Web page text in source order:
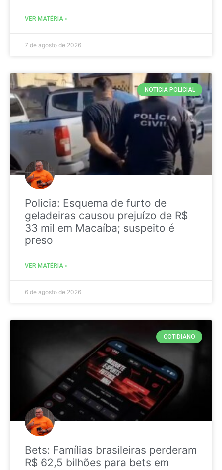
VER MATÉRIA »
7 de agosto de 2026
NOTICIA POLICIAL
Policia: Esquema de furto de
geladeiras causou prejuízo de R$
33 mil em Macaíba; suspeito é
preso
VER MATÉRIA »
6 de agosto de 2026
COTIDIANO
Bets: Famílias brasileiras perderam
R$ 62,5 bilhões para bets em